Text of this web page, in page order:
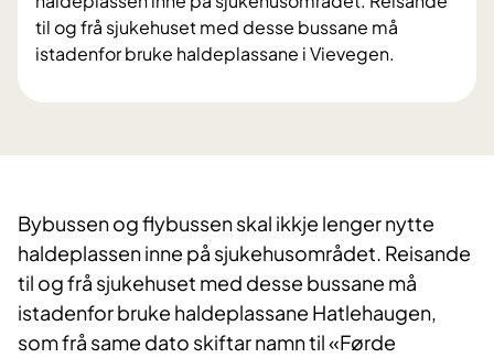
til og frå sjukehuset med desse bussane må
istadenfor bruke haldeplassane i Vievegen.
Bybussen og flybussen skal ikkje lenger nytte
haldeplassen inne på sjukehusområdet. Reisande
til og frå sjukehuset med desse bussane må
istadenfor bruke haldeplassane Hatlehaugen,
som frå same dato skiftar namn til «Førde